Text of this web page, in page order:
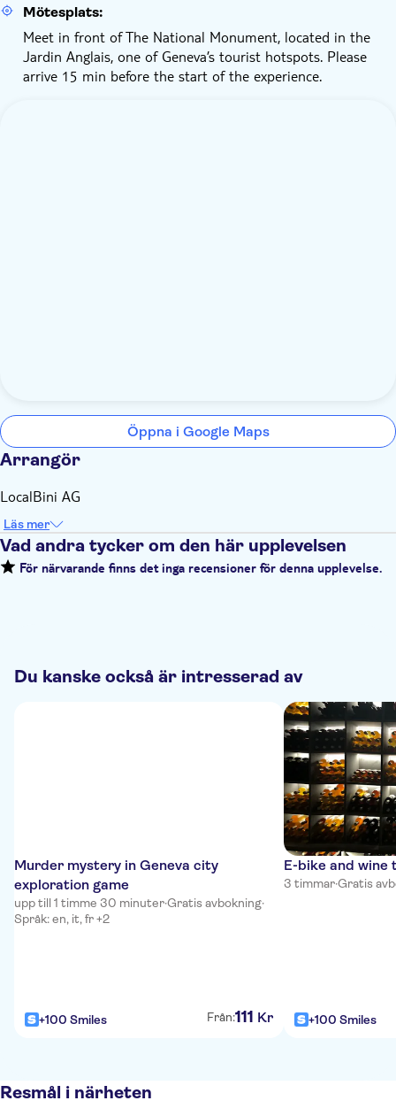
Mötesplats:
Meet in front of The National Monument, located in the
Jardin Anglais, one of Geneva’s tourist hotspots. Please
arrive 15 min before the start of the experience.
Öppna i Google Maps
Arrangör
LocalBini AG
Läs mer
Vad andra tycker om den här upplevelsen
För närvarande finns det inga recensioner för denna upplevelse.
Du kanske också är intresserad av
Murder mystery in Geneva city
exploration game
upp till 1 timme 30 minuter·Gratis avbokning·
Språk: en, it, fr +2
+100 Smiles Från:111 Kr
E-bike and wine
3 timmar·Gratis
+100 Smiles
Resmål i närheten